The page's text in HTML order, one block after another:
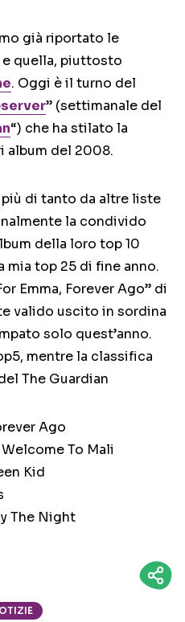
già riportato le
e quella, piuttosto
. Oggi è il turno del
” (settimanale del
“) che ha stilato la
album del 2008.
di tanto da altre liste
la condivido
della loro top 10
mia top 25 di fine anno.
Emma, Forever Ago” di
valido uscito in sordina
solo quest’anno.
mentre la classifica
The Guardian
Ago
To Mali
Kid
The Night